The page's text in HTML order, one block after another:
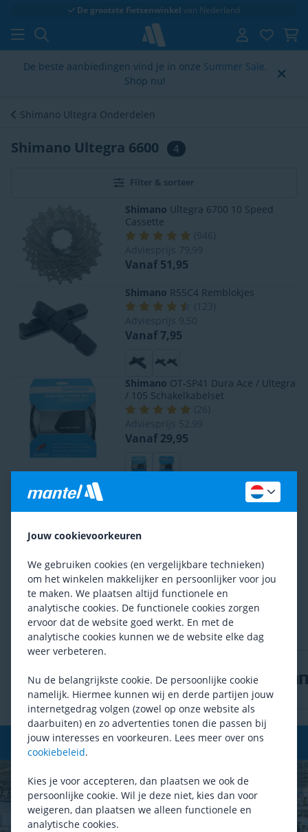
De grootste fietsenwinkel van Nederland
De beste aanbiedingen vind je in onze Summer Sale.
Shop nu!
Shimano Ultegra Onderdelen
Shimano Ultegra 6600 4
Filter & sorteer
Shimano Ultegra 6700 10 Speed
Cassette
( 946
Adviesprijs 79,99
Vanaf 51,95
Shimano R55C4 Remblokjes
(
123
Adviesprijs
9,50
Vanaf 7,95
Shimano OT-SP41 Dura Ace / Ultegra
/ 105 Schakelkabelset
( 26
Adviesprijs
52,99
Vanaf 29,95
Ultegra 6600 10 Speed
(192)
24,95
Ben je tevreden met het assortiment?
Ja Nee
De grootste fietsenwinkelvan Nederland
Jouw cookievoorkeuren
We gebruiken cookies (en vergelijkbare technieken)
om het winkelen makkelijker en persoonlijker voor jou
te maken. We plaatsen altijd functionele en
analytische cookies. De functionele cookies zorgen
ervoor dat de website goed werkt. En met de
analytische cookies kunnen we de website elke dag
weer verbeteren.
Nu de belangrijkste cookie. De persoonlijke cookie
namelijk. Hiermee kunnen wij en derde partijen jouw
internetgedrag volgen (zowel op onze website als
daarbuiten) en zo advertenties tonen die passen bij
jouw interesses en voorkeuren. Lees meer over ons
cookiebeleid.
Kies je voor accepteren, dan plaatsen we ook de
persoonlijke cookie. Wil je deze niet, kies dan voor
weigeren, dan plaatsen we alleen functionele en
analytische cookies.